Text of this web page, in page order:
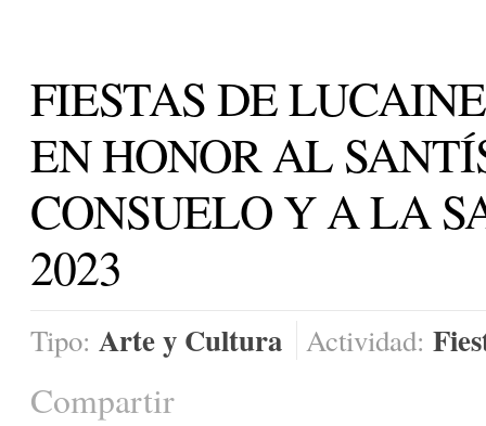
FIESTAS DE
EN HONOR AL
CONSUELO Y A LA
2023
Tipo: Arte y Cultura Actividad:
Compartir